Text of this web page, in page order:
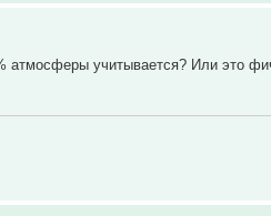
атмосферы учитывается? Или это